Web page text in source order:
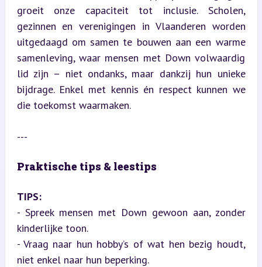
groeit onze capaciteit tot inclusie. Scholen,
gezinnen en verenigingen in Vlaanderen worden
uitgedaagd om samen te bouwen aan een warme
samenleving, waar mensen met Down volwaardig
lid zijn – niet ondanks, maar dankzij hun unieke
bijdrage. Enkel met kennis én respect kunnen we
die toekomst waarmaken.
---
Praktische tips & leestips
TIPS:
- Spreek mensen met Down gewoon aan, zonder
kinderlijke toon.
- Vraag naar hun hobby’s of wat hen bezig houdt,
niet enkel naar hun beperking.